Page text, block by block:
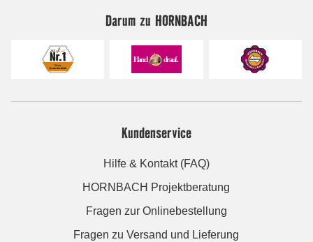
Darum zu HORNBACH
Kundenservice
Hilfe & Kontakt (FAQ)
HORNBACH Projektberatung
Fragen zur Onlinebestellung
Fragen zu Versand und Lieferung